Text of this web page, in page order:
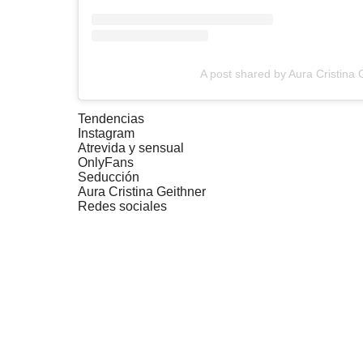
A post shared by Aura Cristina
Tendencias
Instagram
Atrevida y sensual
OnlyFans
Seducción
Aura Cristina Geithner
Redes sociales